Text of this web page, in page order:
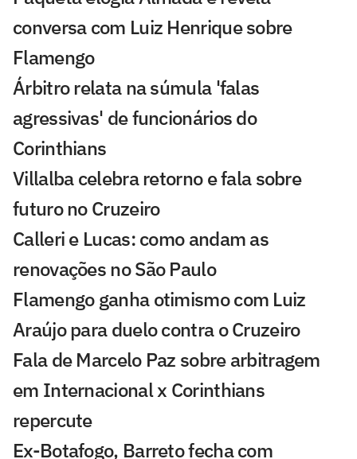
conversa com Luiz Henrique sobre
Flamengo
Árbitro relata na súmula 'falas
agressivas' de funcionários do
Corinthians
Villalba celebra retorno e fala sobre
futuro no Cruzeiro
Calleri e Lucas: como andam as
renovações no São Paulo
Flamengo ganha otimismo com Luiz
Araújo para duelo contra o Cruzeiro
Fala de Marcelo Paz sobre arbitragem
em Internacional x Corinthians
repercute
Ex-Botafogo, Barreto fecha com